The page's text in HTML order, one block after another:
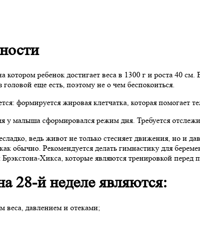
котором ребенок достигает веса в 1300 г и роста 40
еще есть, поэтому не о чем беспокоиться.
формируется жировая клетчатка, которая помогает
у малыша сформировался режим дня. Требуется
ведь живот не только стесняет движения, но и
обычно. Рекомендуется делать гимнастику для
Хикса, которые являются тренировкой перед
28-й неделе являются:
веса, давлением и отеками;